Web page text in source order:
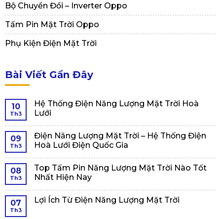
Bộ Chuyển Đổi – Inverter Oppo
Tấm Pin Mặt Trời Oppo
Phụ Kiện Điện Mặt Trời
Bài Viết Gần Đây
10
Th3
Hệ Thống Điện Năng Lượng Mặt Trời Hoà
Lưới
09
Th3
Điện Năng Lượng Mặt Trời – Hệ Thống Điện
Hoà Lưới Điện Quốc Gia
08
Th3
Top Tấm Pin Năng Lượng Mặt Trời Nào Tốt
Nhất Hiện Nay
07
Th3
Lợi Ích Từ Điện Năng Lượng Mặt Trời